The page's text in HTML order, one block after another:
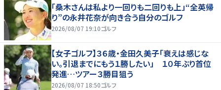
「桑木さんは私より一回りも二回りも上」“全英帰
り”の永井花奈が向き合う自分のゴルフ
2026/08/07 19:10ゴルフ
【女子ゴルフ】３６歳・金田久美子「衰えは感じな
い。引退までにもう１勝したい」 １０年ぶり首位
発進…ツアー３勝目狙う
2026/08/07 18:50ゴルフ